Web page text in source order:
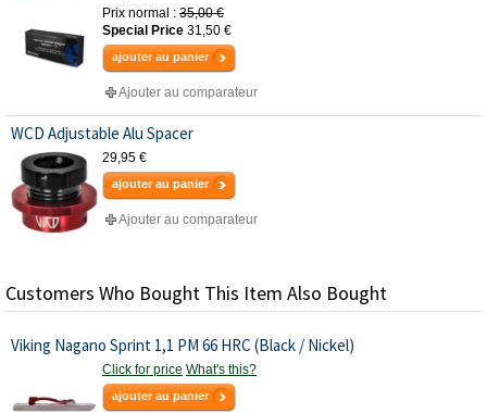
Prix normal : 35,00 €
Special Price 31,50 €
ajouter au panier
Ajouter au comparateur
WCD Adjustable Alu Spacer
29,95 €
ajouter au panier
Ajouter au comparateur
Customers Who Bought This Item Also Bought
Viking Nagano Sprint 1,1 PM 66 HRC (Black / Nickel)
Click for price What's this?
ajouter au panier